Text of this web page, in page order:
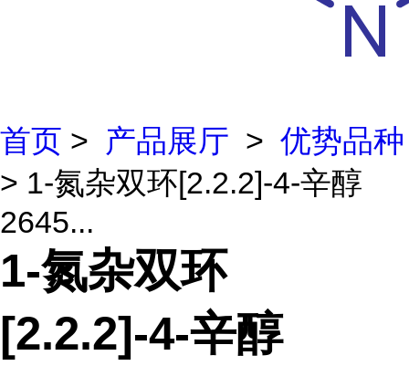
首页 > 产品展厅 > 优势品种
> 1-氮杂双环[2.2.2]-4-辛醇
2645...
1-氮杂双环
[2.2.2]-4-辛醇